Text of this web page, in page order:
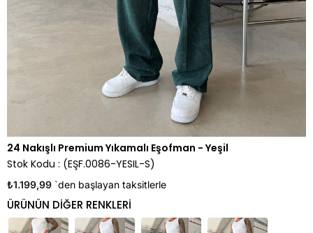
24 Nakışlı Premium Yıkamalı Eşofman - Yeşil
Stok Kodu
(EŞF.0086-YESIL-S)
₺1.199,99 `den başlayan taksitlerle